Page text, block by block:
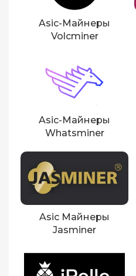
Asic-Майнеры
Volcminer
Asic-Майнеры
Whatsminer
Asic Майнеры
Jasminer